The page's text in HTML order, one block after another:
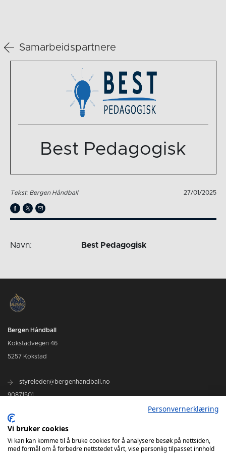
Samarbeidspartnere
Best Pedagogisk
Tekst: Bergen Håndball 27/01/2025
Navn: Best Pedagogisk
Bergen Håndball
Kokstadvegen 46
5257 Kokstad
styreleder@bergenhandball.no
90871501
Kamper Bergen Håndball
Personvernerklæring
Vi bruker cookies
Vi kan kan komme til å bruke cookies for å analysere besøk på nettsiden,
med formål om å forbedre nettstedet vårt, vise personlig tilpasset innhold